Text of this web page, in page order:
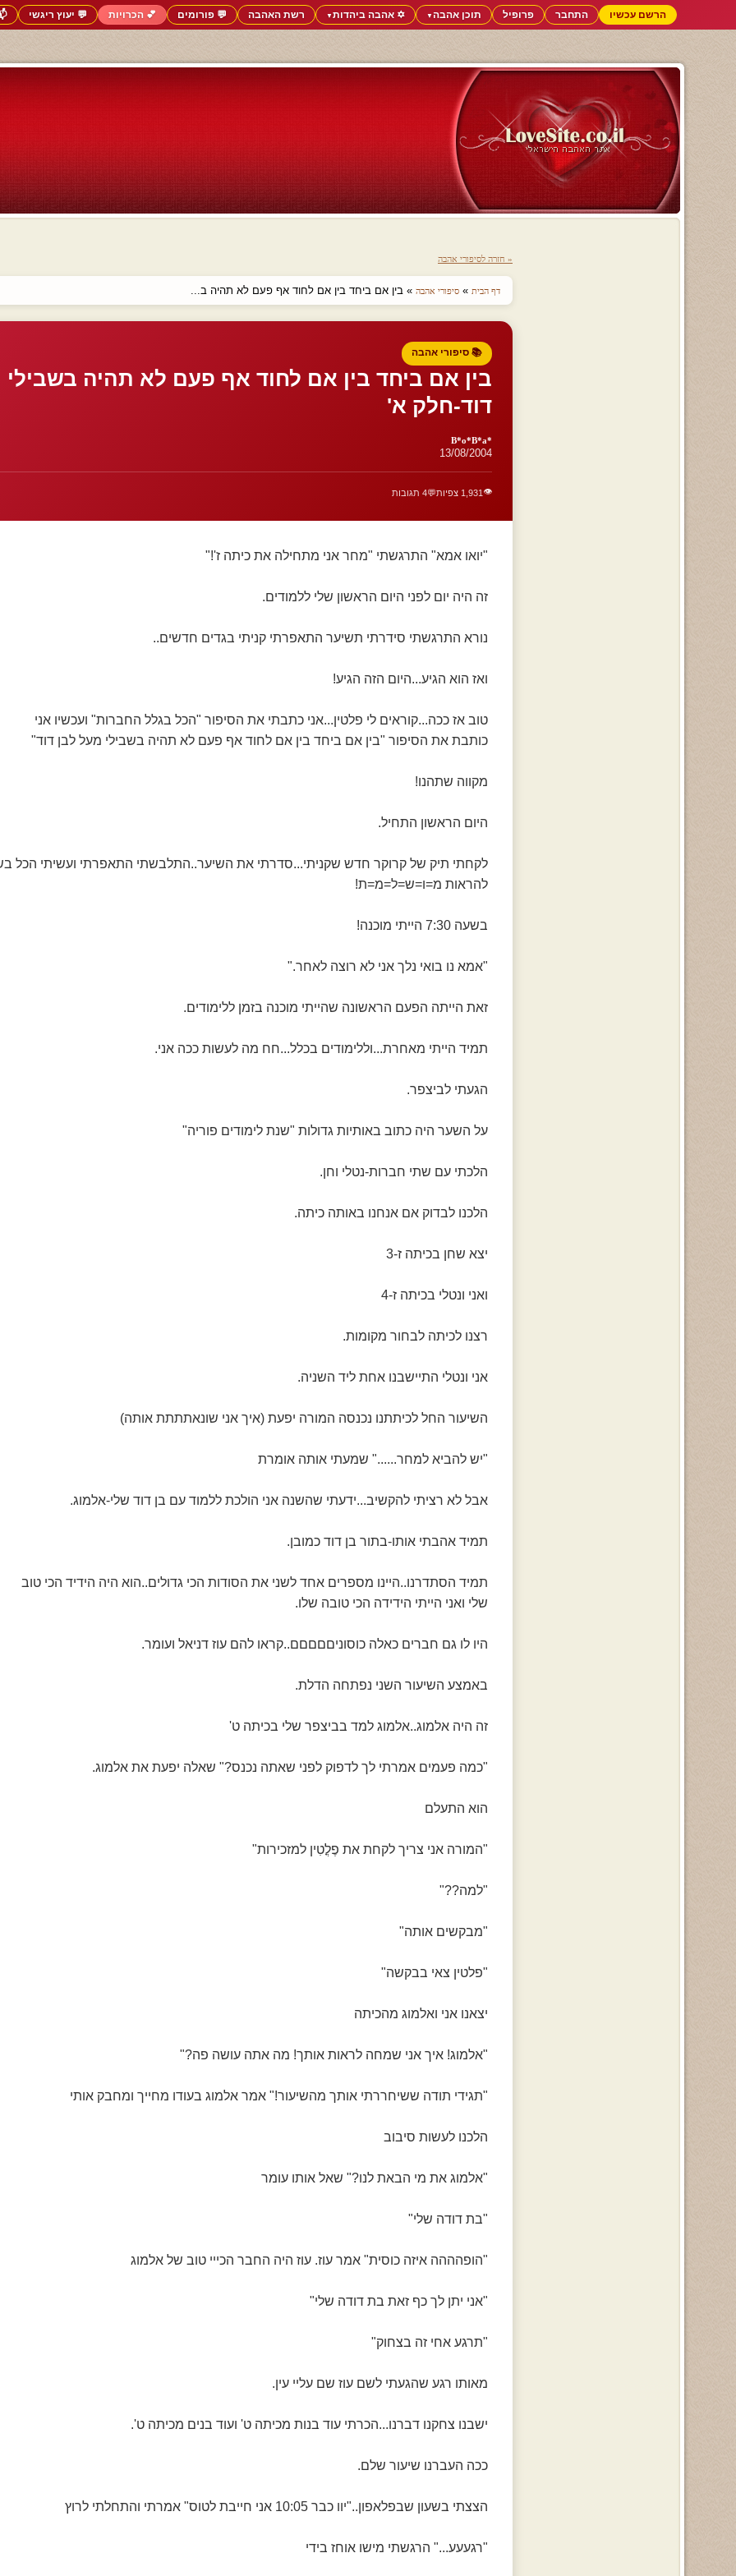
הרשם עכשיו התחבר פרופיל תוכן אהבה▼ ✡️ אהבה ביהדות▼ רשת האהבה 💬 פורומים 💕 הכרויות 💬 יעוץ ריגשי
« חזרה לסיפורי אהבה
דף הבית » סיפורי אהבה » בין אם ביחד בין אם לחוד אף פעם לא תהיה ב...
📚 סיפורי אהבה
בין אם ביחד בין אם לחוד אף פעם לא תהיה בשבילי
דוד-חלק א'
*B*o*B*a
13/08/2004
👁️ 1,931 צפיות 💬4 תגובות
"יואו אמא" התרגשתי "מחר אני מתחילה את כיתה ז'!"
זה היה יום לפני היום הראשון שלי ללמודים.
נורא התרגשתי סידרתי תשיער התאפרתי קניתי בגדים חדשים..
ואז הוא הגיע...היום הזה הגיע!
טוב אז ככה...קוראים לי פלטין...אני כתבתי את הסיפור "הכל בגלל החברות" ועכשיו אני
כותבת את הסיפור "בין אם ביחד בין אם לחוד אף פעם לא תהיה בשבילי מעל לבן דוד"
מקווה שתהנו!
היום הראשון התחיל.
לקחתי תיק של קרוקר חדש שקניתי...סדרתי את השיער..התלבשתי התאפרתי ועשיתי הכל
להראות מ=ו=ש=ל=מ=ת!
בשעה 7:30 הייתי מוכנה!
"אמא נו בואי נלך אני לא רוצה לאחר."
זאת הייתה הפעם הראשונה שהייתי מוכנה בזמן ללימודים.
תמיד הייתי מאחרת...וללימודים בכלל...חח מה לעשות ככה אני.
הגעתי לביצפר.
על השער היה כתוב באותיות גדולות "שנת לימודים פוריה"
הלכתי עם שתי חברות-נטלי וחן.
הלכנו לבדוק אם אנחנו באותה כיתה.
יצא שחן בכיתה ז-3
ואני ונטלי בכיתה ז-4
רצנו לכיתה לבחור מקומות.
אני ונטלי התיישבנו אחת ליד השניה.
השיעור החל לכיתתנו נכנסה המורה יפעת (איך אני שונאתתתת אותה)
"יש להביא למחר......" שמעתי אותה אומרת
אבל לא רציתי להקשיב...ידעתי שהשנה אני הולכת ללמוד עם בן דוד שלי-אלמוג.
תמיד אהבתי אותו-בתור בן דוד כמובן.
תמיד הסתדרנו..היינו מספרים אחד לשני את הסודות הכי גדולים..הוא היה הידיד הכי טוב
שלי ואני הייתי הידידה הכי טובה שלו.
היו לו גם חברים כאלה כוסוניםםםםם..קראו להם עוז דניאל ועומר.
באמצע השיעור השני נפתחה הדלת.
זה היה אלמוג..אלמוג למד בביצפר שלי בכיתה ט'
"כמה פעמים אמרתי לך לדפוק לפני שאתה נכנס?" שאלה יפעת את אלמוג.
הוא התעלם
"המורה אני צריך לקחת את פֶלֳטִין למזכירות"
"למה??"
"מבקשים אותה"
"פלטין צאי בבקשה"
יצאנו אני ואלמוג מהכיתה
"אלמוג! איך אני שמחה לראות אותך! מה אתה עושה פה?"
"תגידי תודה ששיחררתי אותך מהשיעור!" אמר אלמוג בעודו מחייך ומחבק אותי
הלכנו לעשות סיבוב
"אלמוג את מי הבאת לנו?" שאל אותו עומר
"בת דודה שלי"
"הופהההה איזה כוסית" אמר עוז. עוז היה החבר הכייי טוב של אלמוג
"אני יתן לך כף זאת בת דודה שלי"
"תרגע אחי זה בצחוק"
מאותו רגע שהגעתי לשם עוז שם עליי עין.
ישבנו צחקנו דברנו...הכרתי עוד בנות מכיתה ט' ועוד בנים מכיתה ט'.
ככה העברנו שיעור שלם.
הצצתי בשעון שבפלאפון.."יוו כבר 10:05 אני חייבת לטוס" אמרתי והתחלתי לרוץ
"רגעעע..." הרגשתי מישו אוחז בידי